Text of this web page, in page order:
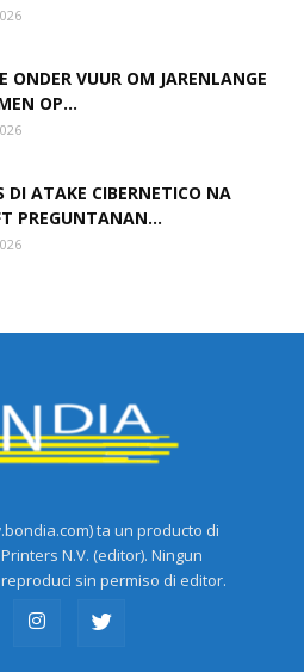
ONDER VUUR OM JARENLANGE
OP...
DI ATAKE CIBERNETICO NA
PREGUNTANAN...
ta un producto di
N.V. (editor). Ningun
sin permiso di editor.